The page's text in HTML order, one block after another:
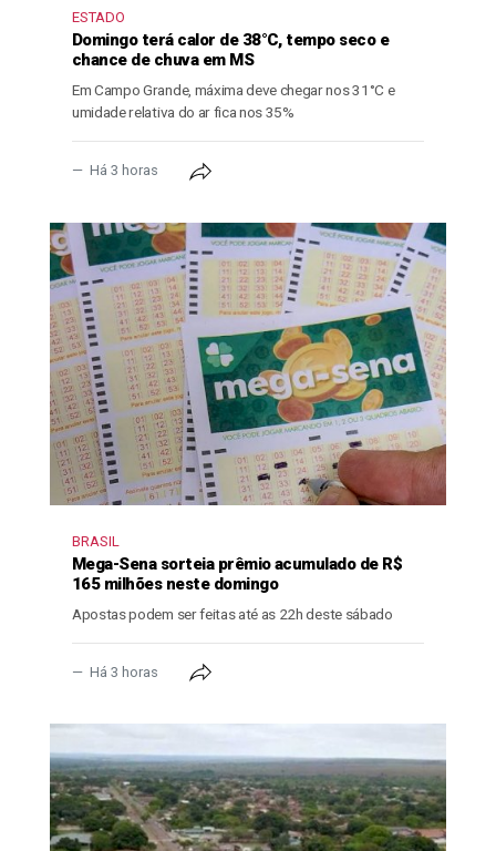
ESTADO
Domingo terá calor de 38°C, tempo seco e
chance de chuva em MS
Em Campo Grande, máxima deve chegar nos 31°C e
umidade relativa do ar fica nos 35%
Há 3 horas
BRASIL
Mega-Sena sorteia prêmio acumulado de R$
165 milhões neste domingo
Apostas podem ser feitas até as 22h deste sábado
Há 3 horas